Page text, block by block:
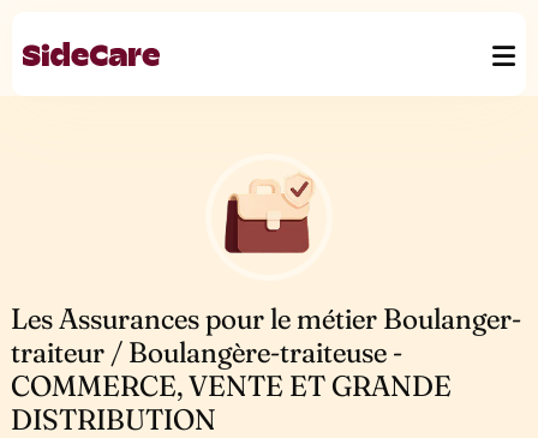
Les Assurances pour le métier Boulanger-
traiteur / Boulangère-traiteuse -
COMMERCE, VENTE ET GRANDE
DISTRIBUTION